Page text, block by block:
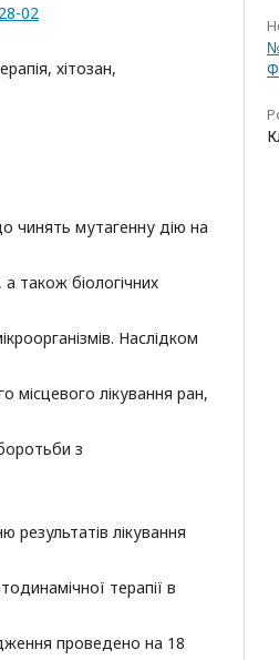
02
хітозан,
чинять мутагенну дію на
а також біологічних
Наслідком
місцевого лікування ран,
з
лікування
терапії в
проведено на 18